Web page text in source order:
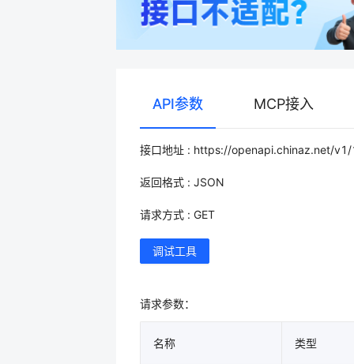
API参数 MCP接入
接口地址 : https://openapi.chinaz.net/
返回格式 : JSON
请求方式 : GET
调试工具
请求参数：
名称 类型